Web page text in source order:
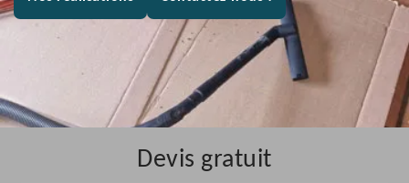
Devis gratuit